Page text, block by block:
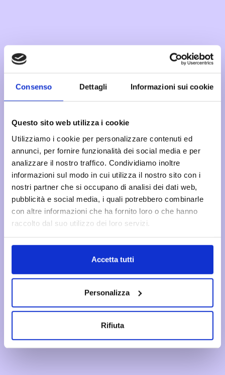
Consenso Dettagli Informazioni sui cookie
Questo sito web utilizza i cookie
Utilizziamo i cookie per personalizzare contenuti ed
annunci, per fornire funzionalità dei social media e per
analizzare il nostro traffico. Condividiamo inoltre
informazioni sul modo in cui utilizza il nostro sito con i
nostri partner che si occupano di analisi dei dati web,
pubblicità e social media, i quali potrebbero combinarle
con altre informazioni che ha fornito loro o che hanno
raccolto dal suo utilizzo dei loro servizi.
Accetta tutti
Personalizza
Rifiuta